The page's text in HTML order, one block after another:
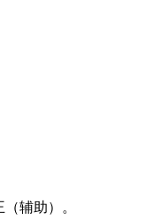
辅助）。